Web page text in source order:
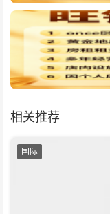
相关推荐
国际